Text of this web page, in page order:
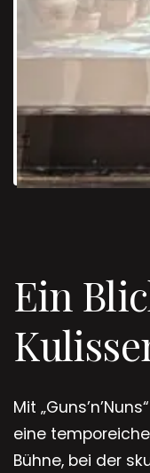
Ein
Mit
eine
Bühne, bei der